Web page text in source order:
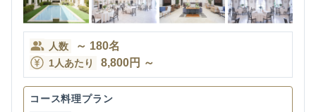
人数 ～ 180名
1人あたり 8,800円 ～
コース料理プラン